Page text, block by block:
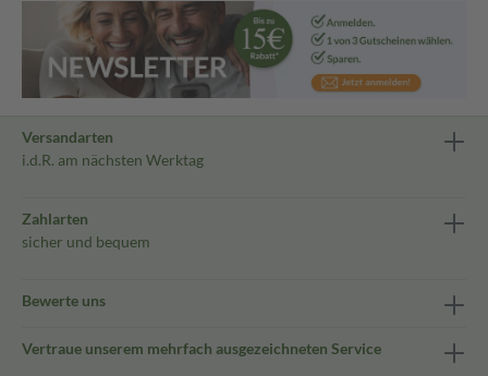
Versandarten
i.d.R. am nächsten Werktag
Zahlarten
sicher und bequem
Bewerte uns
Vertraue unserem mehrfach ausgezeichneten Service